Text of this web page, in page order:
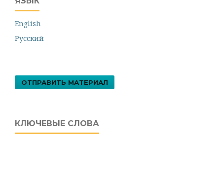
English
Русский
ОТПРАВИТЬ МАТЕРИАЛ
КЛЮЧЕВЫЕ СЛОВА